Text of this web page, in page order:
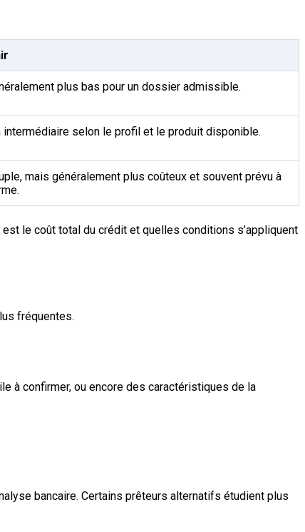
plus bas pour un dossier admissible.
intermédiaire selon le profil et le produit disponible.
mais généralement plus coûteux et souvent prévu à
le coût total du crédit et quelles conditions s’appliquent
fréquentes.
à confirmer, ou encore des caractéristiques de la
bancaire. Certains prêteurs alternatifs étudient plus